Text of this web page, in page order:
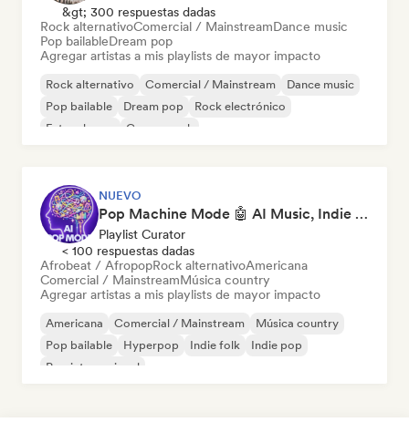
&gt; 300 respuestas dadas
Rock alternativoComercial / MainstreamDance music
Pop bailableDream pop
Agregar artistas a mis playlists de mayor impacto
Rock alternativo Comercial / Mainstream
Dance music
Pop bailable
Dream pop
Rock electrónico
Future house
Garage rock
NUEVO
Pop Machine Mode 🤖 AI Music, Indie Pop & Dream Pop
Playlist Curator
< 100 respuestas dadas
Afrobeat / AfropopRock alternativoAmericana
Comercial / MainstreamMúsica country
Agregar artistas a mis playlists de mayor impacto
Americana Comercial / Mainstream
Música country
Pop bailable
Hyperpop Indie folk
Indie pop
Pop internacional